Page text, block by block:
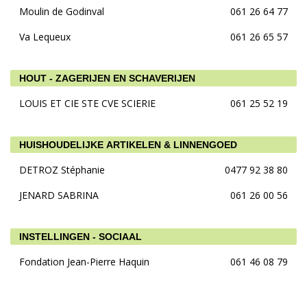
Moulin de Godinval
061 26 64 77
Va Lequeux
061 26 65 57
HOUT - ZAGERIJEN EN SCHAVERIJEN
LOUIS ET CIE STE CVE SCIERIE 061 25 52 19
HUISHOUDELIJKE ARTIKELEN & LINNENGOED
DETROZ Stéphanie
0477 92 38 80
JENARD SABRINA
061 26 00 56
INSTELLINGEN - SOCIAAL
Fondation Jean-Pierre Haquin 061 46 08 79